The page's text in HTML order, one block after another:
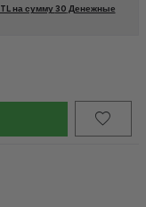
TL на сумму30 Денежные